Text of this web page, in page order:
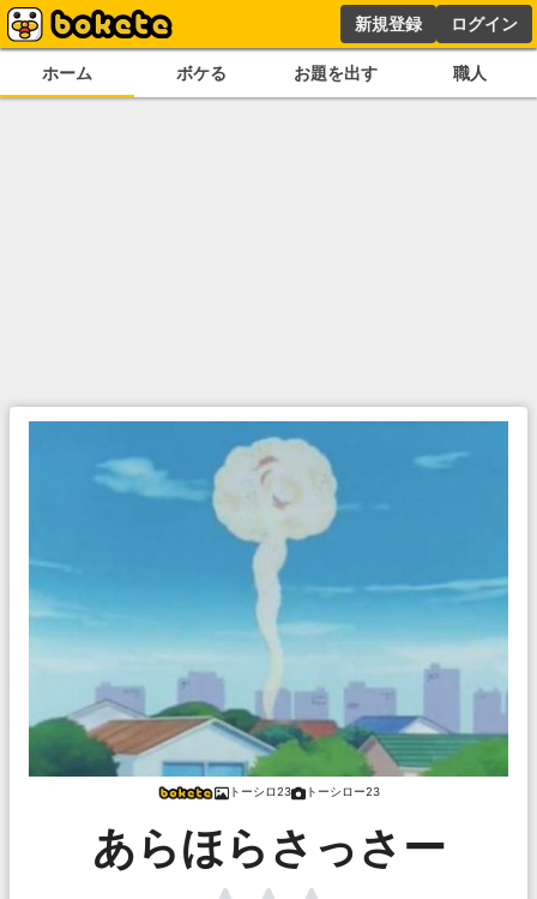
新規登録 ログイン
ホーム ボケる お題を出す 職人
トーシロ23 トーシロー23
あらほらさっさー